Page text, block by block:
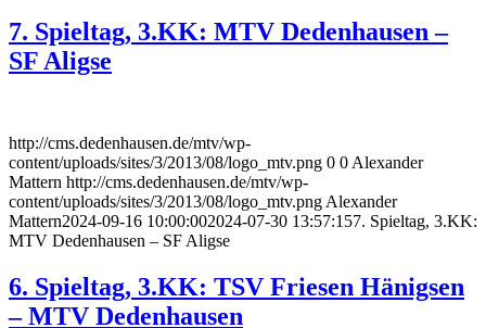
7. Spieltag, 3.KK: MTV Dedenhausen –
SF Aligse
http://cms.dedenhausen.de/mtv/wp-
content/uploads/sites/3/2013/08/logo_mtv.png 0 0Alexander
Mattern http://cms.dedenhausen.de/mtv/wp-
content/uploads/sites/3/2013/08/logo_mtv.pngAlexander
Mattern2024-09-16 10:00:002024-07-30 13:57:157. Spieltag, 3.KK:
MTV Dedenhausen – SF Aligse
6. Spieltag, 3.KK: TSV Friesen Hänigsen
– MTV Dedenhausen